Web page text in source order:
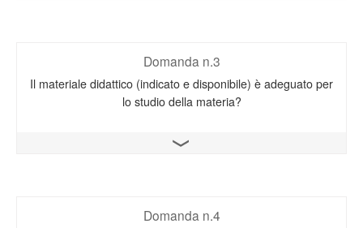
Domanda n.3
Il materiale didattico (indicato e disponibile) è adeguato per
lo studio della materia?
Apri il grafico
Domanda n.4